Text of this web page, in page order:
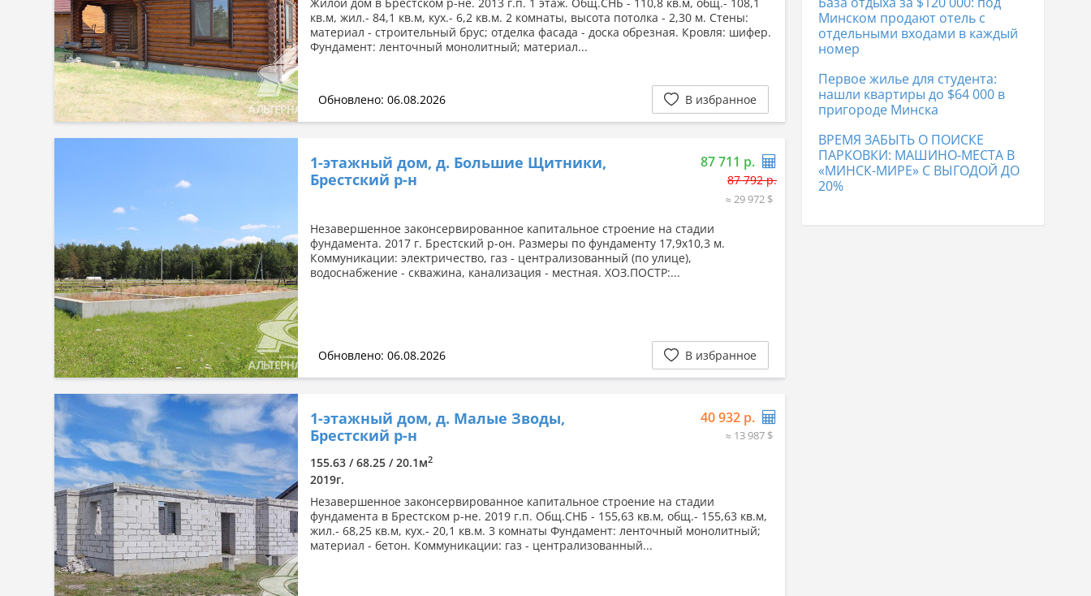
кв.м, жил.- 84,1 кв.м, кух.- 6,2 кв.м. 2 комнаты, высота потолка - 2,30 м. Стены:
материал - строительный брус; отделка фасада - доска обрезная. Кровля: шифер.
Фундамент: ленточный монолитный; материал...
Обновлено: 06.08.2026 В избранное
1-этажный дом, д. Большие Щитники,
Брестский р-н
87 711 р.
87 792 р.
≈ 29 972 $
Незавершенное законсервированное капитальное строение на стадии
фундамента. 2017 г. Брестский р-он. Размеры по фундаменту 17,9х10,3 м.
Коммуникации: электричество, газ - централизованный (по улице),
водоснабжение - скважина, канализация - местная. ХОЗ.ПОСТР:...
Обновлено: 06.08.2026 В избранное
1-этажный дом, д. Малые Зводы,
Брестский р-н
40 932 р.
≈ 13 987 $
155.63 / 68.25 / 20.1м2
2019г.
Незавершенное законсервированное капитальное строение на стадии
фундамента в Брестском р-не. 2019 г.п. Общ.СНБ - 155,63 кв.м, общ.- 155,63 кв.м,
жил.- 68,25 кв.м, кух.- 20,1 кв.м. 3 комнаты Фундамент: ленточный монолитный;
материал - бетон. Коммуникации: газ - централизованный...
Дома в Лиде 169 669 р.
Минском продают отель с
отдельными входами в каждый
номер
Первое жилье для студента:
нашли квартиры до $64 000 в
пригороде Минска
ВРЕМЯ ЗАБЫТЬ О ПОИСКЕ
ПАРКОВКИ: МАШИНО-МЕСТА В
«МИНСК-МИРЕ» С ВЫГОДОЙ ДО
20%